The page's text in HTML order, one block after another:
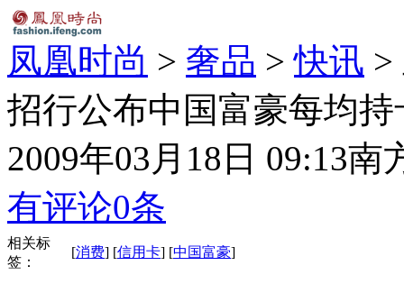
凤凰时尚 > 奢品 >快讯 >
招行公布中国富豪每均
2009年03月18日 09:13南
有评论0条
相关标
签：
[消费] [信用卡] [中国富豪]